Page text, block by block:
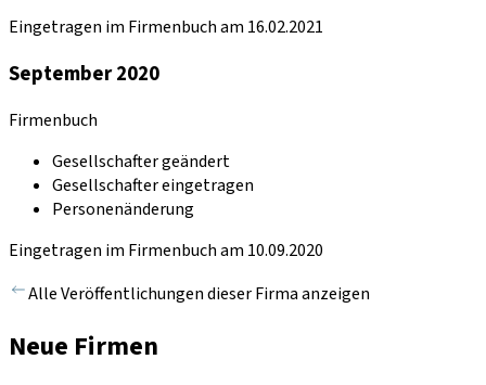
Eingetragen im Firmenbuch am 16.02.2021
September 2020
Firmenbuch
Gesellschafter geändert
Gesellschafter eingetragen
Personenänderung
Eingetragen im Firmenbuch am 10.09.2020
Alle Veröffentlichungen dieser Firma anzeigen
Neue Firmen